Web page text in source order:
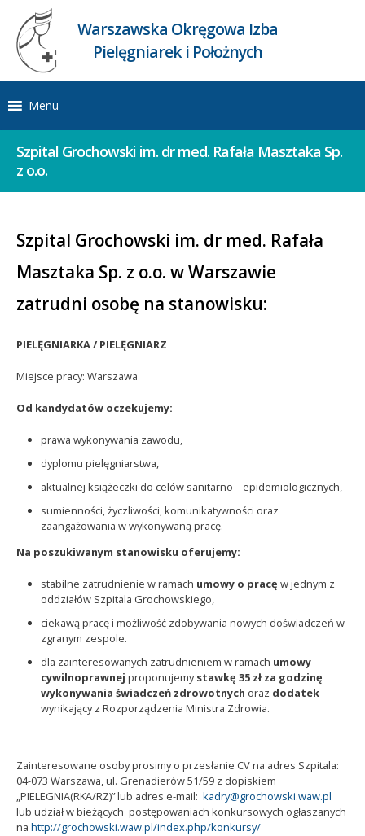
Warszawska Okręgowa Izba
Pielęgniarek i Położnych
Menu
Szpital Grochowski im. dr med. Rafała Masztaka Sp.
z o.o.
Szpital Grochowski im. dr med. Rafała
Masztaka Sp. z o.o. w Warszawie
zatrudni osobę na stanowisku:
PIELĘGNIARKA / PIELĘGNIARZ
Miejsce pracy: Warszawa
Od kandydatów oczekujemy:
prawa wykonywania zawodu,
dyplomu pielęgniarstwa,
aktualnej książeczki do celów sanitarno – epidemiologicznych,
sumienności, życzliwości, komunikatywności oraz
zaangażowania w wykonywaną pracę.
Na poszukiwanym stanowisku oferujemy:
stabilne zatrudnienie w ramach umowy o pracę w jednym z
oddziałów Szpitala Grochowskiego,
ciekawą pracę i możliwość zdobywania nowych doświadczeń w
zgranym zespole.
dla zainteresowanych zatrudnieniem w ramach umowy
cywilnoprawnej proponujemystawkę 35 zł za godzinę
wykonywania świadczeń zdrowotnych oraz dodatek
wynikający z Rozporządzenia Ministra Zdrowia.
Zainteresowane osoby prosimy o przesłanie CV na adres Szpitala:
04-073 Warszawa, ul. Grenadierów 51/59 z dopiskiem
„PIELEGNIA(RKA/RZ)” lub adres e-mail: kadry@grochowski.waw.pl
lub udział w bieżących postępowaniach konkursowych ogłaszanych
na http://grochowski.waw.pl/index.php/konkursy/